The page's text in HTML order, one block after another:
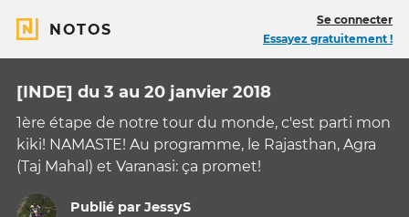
NOTOS
Se connecter
Essayez gratuitement !
[INDE] du 3 au 20 janvier 2018
1ère étape de notre tour du monde, c'est parti mon
kiki! NAMASTE! Au programme, le Rajasthan, Agra
(Taj Mahal) et Varanasi: ça promet!
Publié parJessyS